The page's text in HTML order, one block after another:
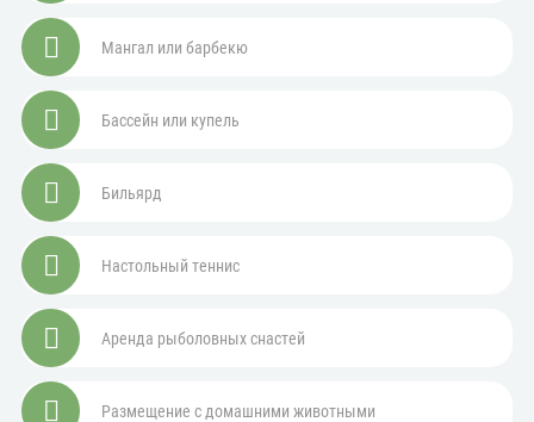
Мангал или барбекю
Бассейн или купель
Бильярд
Настольный теннис
Аренда рыболовных снастей
Размещение с домашними животными